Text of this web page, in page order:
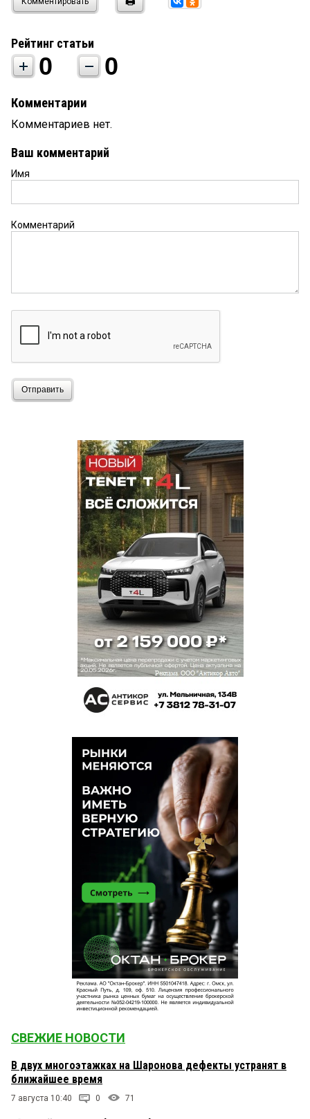
Рейтинг статьи
0 0
Комментарии
Комментариев нет.
Ваш комментарий
Имя
Комментарий
Отправить
СВЕЖИЕ НОВОСТИ
В двух многоэтажках на Шаронова дефекты устранят в
ближайшее время
7 августа 10:40 0 71